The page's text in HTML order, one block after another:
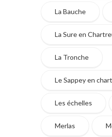
La Bauche
La Sure en
La Tronche
Le Sappey en
Les échelles
Merlas